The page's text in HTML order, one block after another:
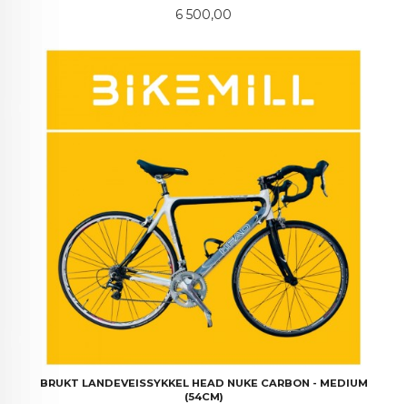
Pris
6 500,00
BRUKT LANDEVEISSYKKEL HEAD NUKE CARBON - MEDIUM
(54CM)